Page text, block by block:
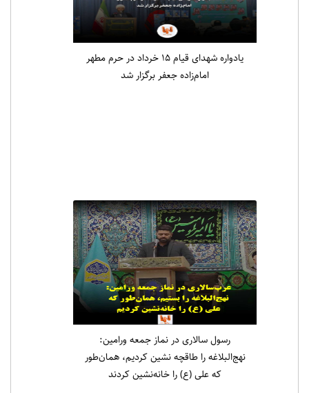
یادواره شهدای قیام ۱۵ خرداد در حرم مطهر
امام‌زاده جعفر برگزار شد
رسول سالاری در نماز جمعه ورامین:
نهج‌البلاغه را طاقچه نشین کردیم، همان‌طور
که علی (ع) را خانه‌نشین کردند